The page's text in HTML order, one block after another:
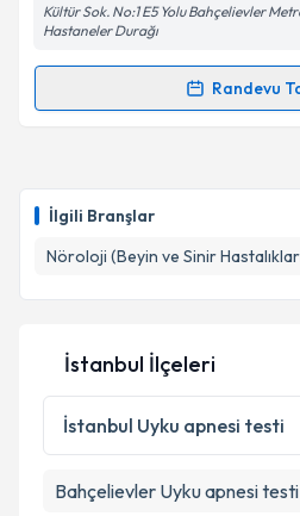
İlgili Branşlar
Nöroloji (Beyin ve Sinir
Kişisel verilerimin
Metni'ni okudum ve
kapsamda işlenmesini
Kültür Sok. No:1 E5 Yolu Bahçelievler
Hastaneler Durağı
Randevu
Randevu Takvimi Talebi
için bir takvim
bilgilendireceğiz.
E-posta Adresiniz
Kişisel verilerimin
Metni 'ni okudum ve
İstanbul İlçeleri
İstanbul Uyku apnesi testi
Bahçelievler Uyku apnesi testi